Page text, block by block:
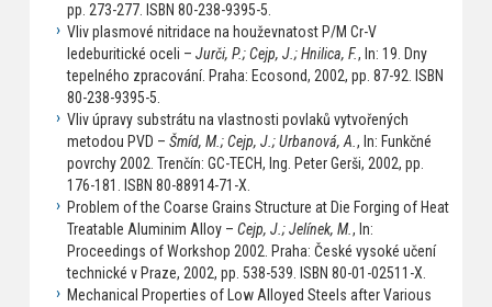
pp. 273-277. ISBN 80-238-9395-5.
Vliv plasmové nitridace na houževnatost P/M Cr-V
ledeburitické oceli – Jurči, P.; Cejp, J.; Hnilica, F., In: 19. Dny
tepelného zpracování. Praha: Ecosond, 2002, pp. 87-92. ISBN
80-238-9395-5.
Vliv úpravy substrátu na vlastnosti povlaků vytvořených
metodou PVD – Šmíd, M.; Cejp, J.; Urbanová, A., In: Funkčné
povrchy 2002. Trenčín: GC-TECH, Ing. Peter Gerši, 2002, pp.
176-181. ISBN 80-88914-71-X.
Problem of the Coarse Grains Structure at Die Forging of Heat
Treatable Aluminim Alloy – Cejp, J.; Jelínek, M., In:
Proceedings of Workshop 2002. Praha: České vysoké učení
technické v Praze, 2002, pp. 538-539. ISBN 80-01-02511-X.
Mechanical Properties of Low Alloyed Steels after Various